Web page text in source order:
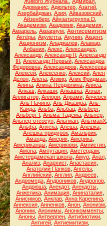
Адоманис Адюльтер Азатий
Азербайджан, Азия, Айвазовский,
Айзенберг, Айнзатцгруппа D
Академизм Академик, Академия,
Акварель Аквариум Акнтисемитизм
Актёры Акулетта Акунин Акцент,
Акционизм Аладжалов, Аламар,
Албания Алекс Александер
Александр, Александр II Александр
III Александр Первый Александра
Фёдоровна, Александров, Алексеева,
Алексей Алексенко Алексий Ален
Делон Алена Алжир Алик Фридман
Алина Алина-Пердюлина Алиса
Алкаш Алкаши Алкашка Аллах
Аллигатор, Аллори, Алрами, Алчевск,
Аль Пачино, Аль-Джазира, Аль-
Каида Альба Альбац Альберт,
Альберт I Альма-Тадема Альпер
Альпер-отсосун Альтман АльтманХ
Альфа Аляска Алёша Алёшка
Алёшка-придурок, Амальрик,
Аманда Америк Америка
Американцы Америкюки Амнистия
Амона Ампутация Амстердам
Амстердамская школа, Амур, Анал,
Анализ Анархист, Анастасия
Анатолий Панков Ангелы
Английский, Англия, Андреев,
Андромеда, Андроников, Андропов,
Андрюша Анекдот, Анекдоты
Анжелика, Анимация, Анинаталия,
Анисимов Анклав Анна Каренина
Аннексия Анненков Анон Анонизм
Аноним Анонимы Анонкомменты
Аноны Антверпен Антибиотики
Антигей, Антиемитизм